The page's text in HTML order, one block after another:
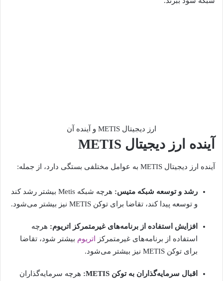
ارز دیجیتال METIS و آینده آن
آینده ارز دیجیتال METIS
آینده ارز دیجیتال METIS به عوامل مختلفی بستگی دارد، از جمله:
رشد و توسعه شبکه متیس:
هرچه شبکه Metis بیشتر رشد کند
و توسعه پیدا کند، تقاضا برای توکن METIS نیز بیشتر می‌شود.
افزایش استفاده از برنامه‌های غیرمتمرکز اتریوم: هرچه
استفاده از برنامه‌های غیرمتمرکز
اتریوم بیشتر شود، تقاضا
برای توکن METIS نیز بیشتر می‌شود.
اقبال سرمایه‌گذاران به توکن METIS:
هرچه سرمایه‌گذاران